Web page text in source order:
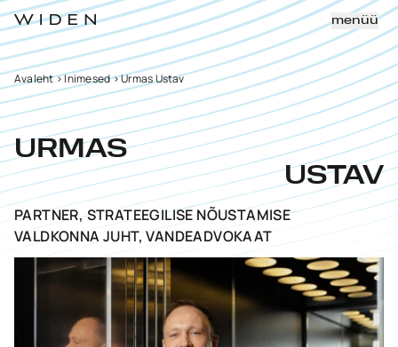
menüü
Avaleht>Inimesed>Urmas Ustav
URMAS
USTAV
PARTNER, STRATEEGILISE NÕUSTAMISE
VALDKONNA JUHT, VANDEADVOKAAT